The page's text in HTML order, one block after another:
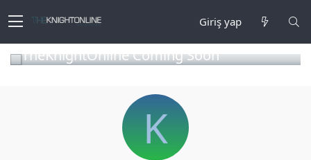
Giriş yap
TheKnightOnline Coming Soon
K